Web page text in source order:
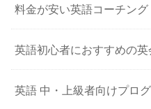
料金が安い英語コーチング
英語初心者におすすめの
英語 中・上級者向けプロ